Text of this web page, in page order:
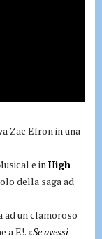
Zac Efron in una
e inHigh
della saga ad
ad un clamoroso
a E!. «Se avessi